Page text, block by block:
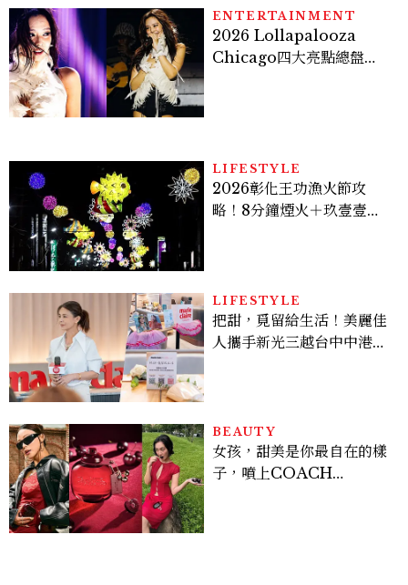
ENTERTAINMENT
2026 Lollapalooza
Chicago四大亮點總盤
LIFESTYLE
2026彰化王功漁火節攻
略！8分鐘煙火＋玖壹壹、
LIFESTYLE
把甜，覓留給生活！美麗佳
人攜手新光三越台中中港
BEAUTY
女孩，甜美是你最自在的樣
子，噴上COACH